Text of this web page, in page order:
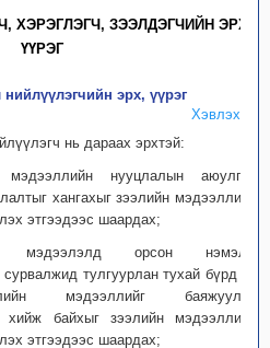
ХЭРЭГЛЭГЧ, ЗЭЭЛДЭГЧИЙН ЭРХ,
ҮҮРЭГ
эрх, үүрэг
Хэвлэх
нь дараах эрхтэй:
мэдээллийн нууцлалын аюулгүй
хангахыг зээлийн мэдээллийн
этгээдээс шаардах;
мэдээлэлд орсон нэмэлт,
тулгуурлан тухай бүрд нь
мэдээллийг баяжуулан
хийж байхыг зээлийн мэдээллийн
этгээдээс шаардах;